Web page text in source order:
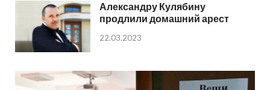
Александру Кулябину
продлили домашний арест
22.03.2023